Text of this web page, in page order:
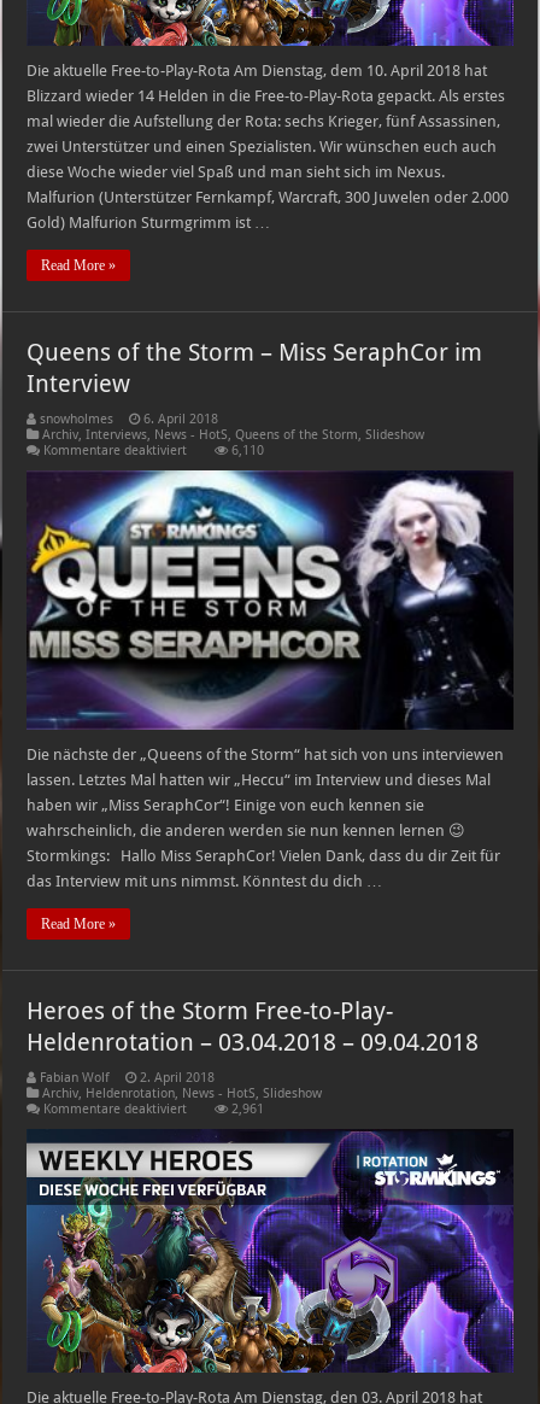
Die aktuelle Free-to-Play-Rota Am Dienstag, dem 10. April 2018 hat
Blizzard wieder 14 Helden in die Free-to-Play-Rota gepackt. Als erstes
mal wieder die Aufstellung der Rota: sechs Krieger, fünf Assassinen,
zwei Unterstützer und einen Spezialisten. Wir wünschen euch auch
diese Woche wieder viel Spaß und man sieht sich im Nexus.
Malfurion (Unterstützer Fernkampf, Warcraft, 300 Juwelen oder 2.000
Gold) Malfurion Sturmgrimm ist …
Read More »
Queens of the Storm – Miss SeraphCor im
Interview
snowholmes
6. April 2018
Archiv,Interviews, News - HotS,Queens of the Storm,Slideshow
Kommentare deaktiviertfür
the
Storm
–
Miss
SeraphCor
im
Interview
6,110
Die nächste der „Queens of the Storm“ hat sich von uns interviewen
lassen. Letztes Mal hatten wir „Heccu“ im Interview und dieses Mal
haben wir „Miss SeraphCor“! Einige von euch kennen sie
wahrscheinlich, die anderen werden sie nun kennen lernen 😉
Stormkings: Hallo Miss SeraphCor! Vielen Dank, dass du dir Zeit für
das Interview mit uns nimmst. Könntest du dich …
Read More »
Heroes of the Storm Free-to-Play-
Heldenrotation – 03.04.2018 – 09.04.2018
Fabian Wolf
2. April 2018
Archiv, Heldenrotation, News - HotS,Slideshow
Kommentare deaktiviertfür
of
the
Storm
Free-
to-
Play-
Heldenrotation
–
03.04.2018
–
09.04.2018
2,961
Die aktuelle Free-to-Play-Rota Am Dienstag, den 03. April 2018 hat